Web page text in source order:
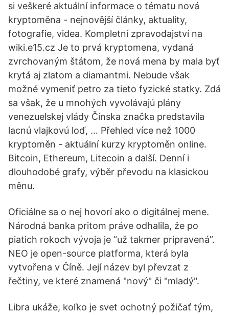
si veškeré aktuální informace o tématu nová
kryptoměna - nejnovější články, aktuality,
fotografie, videa. Kompletní zpravodajství na
wiki.e15.cz Je to prvá kryptomena, vydaná
zvrchovaným štátom, že nová mena by mala byť
krytá aj zlatom a diamantmi. Nebude však
možné vymeniť petro za tieto fyzické statky. Zdá
sa však, že u mnohých vyvolávajú plány
venezuelskej vlády Čínska značka predstavila
lacnú vlajkovú loď, … Přehled více než 1000
kryptoměn - aktuální kurzy kryptoměn online.
Bitcoin, Ethereum, Litecoin a další. Denní i
dlouhodobé grafy, výběr převodu na klasickou
měnu.
Oficiálne sa o nej hovorí ako o digitálnej mene.
Národná banka pritom práve odhalila, že po
piatich rokoch vývoja je “už takmer pripravená”.
NEO je open-source platforma, která byla
vytvořena v Číně. Její název byl převzat z
řečtiny, ve které znamená "nový" či "mladý".
Libra ukáže, koľko je svet ochotný požičať tým,